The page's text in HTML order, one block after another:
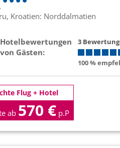
Kroatien: Norddalmatien
Hotelbewertungen
von Gästen:
3
100 %
Flug + Hotel
ab 570 € p.P